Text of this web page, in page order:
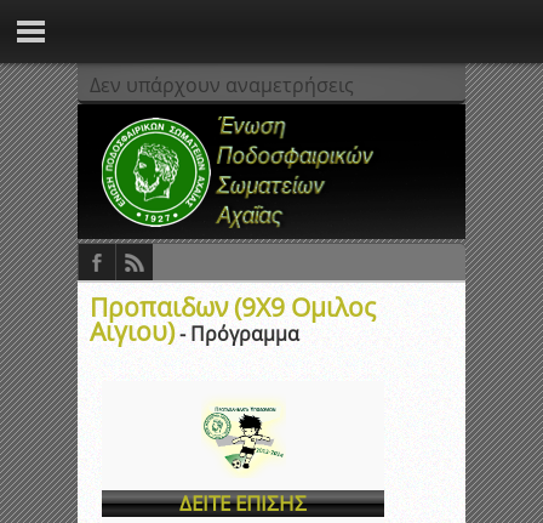
Δεν υπάρχουν αναμετρήσεις
Προπαιδων (9Χ9 Ομιλος
Αιγιου)- Πρόγραμμα
ΔΕΙΤΕ ΕΠΙΣΗΣ